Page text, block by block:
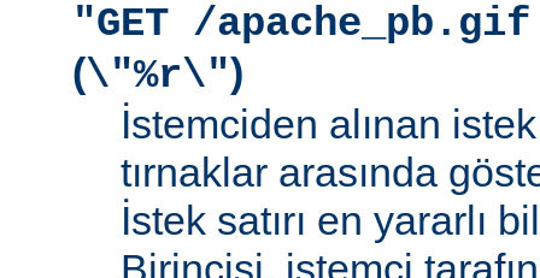
"GET /
(\"%r\")
İstemciden alınan istek
tırnaklar arasında
İstek satırı en yararlı